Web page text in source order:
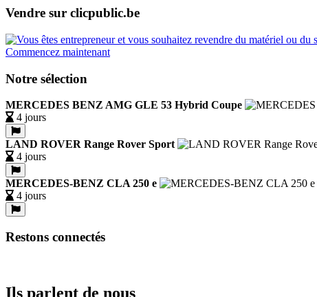
Vendre sur clicpublic.be
Commencez maintenant
Notre sélection
MERCEDES BENZ AMG GLE 53 Hybrid Coupe
4 jours
LAND ROVER Range Rover Sport
4 jours
MERCEDES-BENZ CLA 250 e
4 jours
Restons connectés
Ils parlent de nous